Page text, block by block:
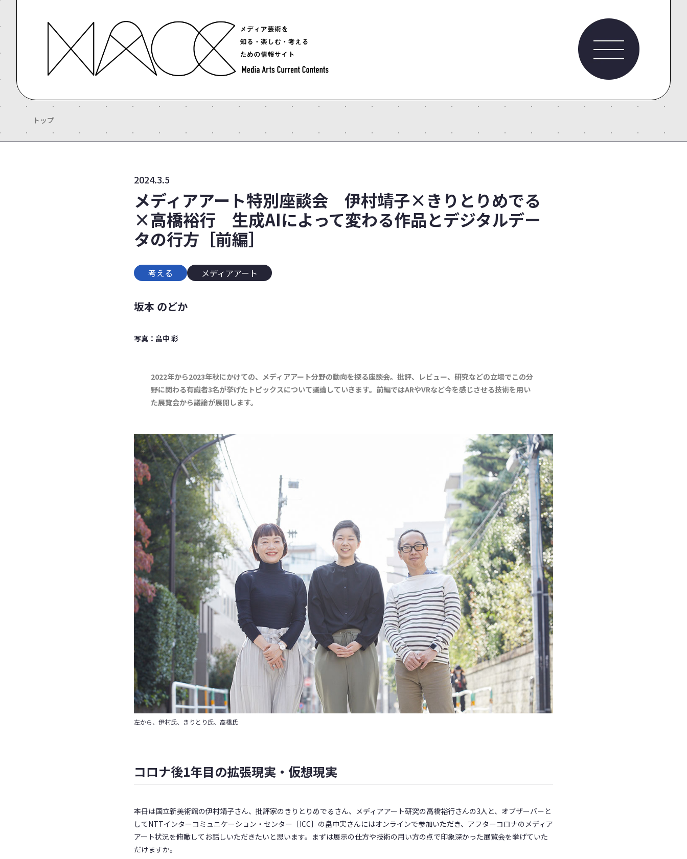
トップ
2024.3.5
メディアアート特別座談会 伊村靖子×きりとりめでる
×高橋裕行 生成AIによって変わる作品とデジタルデー
タの行方［前編］
考える メディアアート
坂本 のどか
写真：畠中 彩
2022年から2023年秋にかけての、メディアアート分野の動向を探る座談会。批評、レビュー、研究などの立場でこの分
野に関わる有識者3名が挙げたトピックスについて議論していきます。前編ではARやVRなど今を感じさせる技術を用い
た展覧会から議論が展開します。
左から、伊村氏、きりとり氏、高橋氏
コロナ後1年目の拡張現実・仮想現実
――本日は国立新美術館の伊村靖子さん、批評家のきりとりめでるさん、メディアアート研究の高橋裕行さんの3人と、オブザーバーと
してNTTインターコミュニケーション・センター［ICC］の畠中実さんにはオンラインで参加いただき、アフターコロナのメディア
アート状況を俯瞰してお話しいただきたいと思います。まずは展示の仕方や技術の用い方の点で印象深かった展覧会を挙げていた
だけますか。